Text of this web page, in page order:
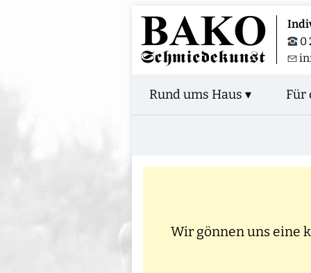
0
Rund ums Haus ▾ Für
Wir gönnen uns eine